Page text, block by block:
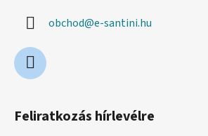
obchod@e-santini.hu
Feliratkozás hírlevélre